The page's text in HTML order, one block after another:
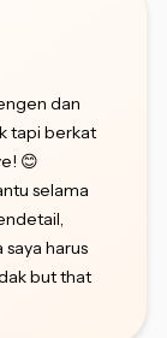
dan
tapi berkat
😊
selama
harus
but that